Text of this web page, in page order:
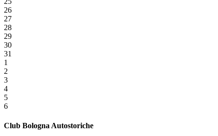
26
27
28
29
30
31
1
2
3
4
5
6
Club Bologna Autostoriche